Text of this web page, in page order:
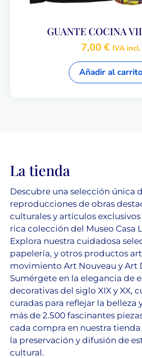
GUANTE COCINA
7,00€ IVA incl.
Añadir al
La tienda
Descubre una selección única
reproducciones de obras
culturales y artículos
rica colección del Museo Casa
Explora nuestra cuidadosa
papelería, y otros productos
movimiento Art Nouveau y Art
Sumérgete en la elegancia de
decorativas del siglo XIX y XX,
curadas para reflejar la belleza
más de 2.500 fascinantes
cada compra en nuestra tienda
la preservación y difusión de
cultural.